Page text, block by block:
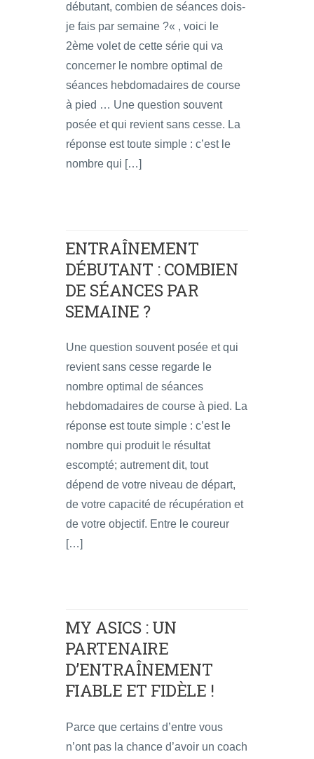
débutant, combien de séances dois-
je fais par semaine ?« , voici le
2ème volet de cette série qui va
concerner le nombre optimal de
séances hebdomadaires de course
à pied … Une question souvent
posée et qui revient sans cesse. La
réponse est toute simple : c’est le
nombre qui […]
ENTRAÎNEMENT
DÉBUTANT : COMBIEN
DE SÉANCES PAR
SEMAINE ?
Une question souvent posée et qui
revient sans cesse regarde le
nombre optimal de séances
hebdomadaires de course à pied. La
réponse est toute simple : c’est le
nombre qui produit le résultat
escompté; autrement dit, tout
dépend de votre niveau de départ,
de votre capacité de récupération et
de votre objectif. Entre le coureur
[…]
MY ASICS : UN
PARTENAIRE
D’ENTRAÎNEMENT
FIABLE ET FIDÈLE !
Parce que certains d’entre vous
n’ont pas la chance d’avoir un coach